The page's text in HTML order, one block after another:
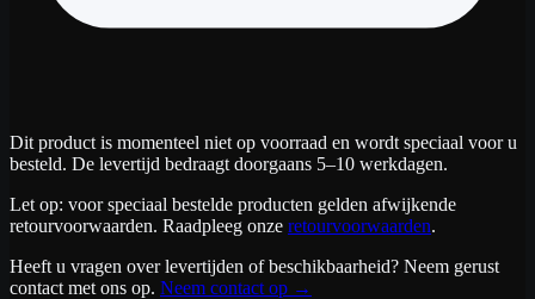
Dit product is momenteel niet op voorraad en wordt speciaal voor u
besteld. De levertijd bedraagt doorgaans 5–10 werkdagen.
Let op: voor speciaal bestelde producten gelden afwijkende
retourvoorwaarden. Raadpleeg onze retourvoorwaarden.
Heeft u vragen over levertijden of beschikbaarheid? Neem gerust
contact met ons op. Neem contact op →